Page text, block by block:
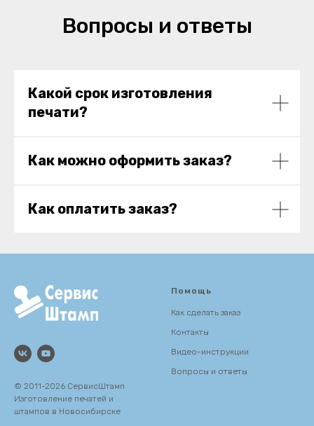
Вопросы и ответы
Какой срок изготовления
печати?
Как можно оформить заказ?
Как оплатить заказ?
© 2011-2026 СервисШтамп
Изготовление печатей и
штампов в Новосибирске
Помощь
Как сделать заказ
Контакты
Видео-инструкции
Вопросы и ответы